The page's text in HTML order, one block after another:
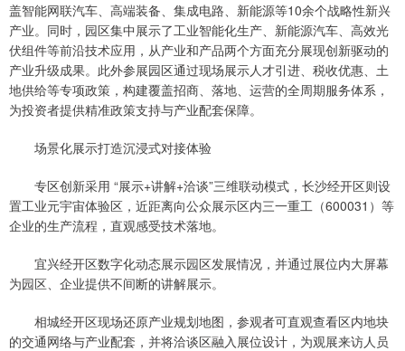
盖智能网联汽车、高端装备、集成电路、新能源等10余个战略性新兴
产业。同时，园区集中展示了工业智能化生产、新能源汽车、高效光
伏组件等前沿技术应用，从产业和产品两个方面充分展现创新驱动的
产业升级成果。此外参展园区通过现场展示人才引进、税收优惠、土
地供给等专项政策，构建覆盖招商、落地、运营的全周期服务体系，
为投资者提供精准政策支持与产业配套保障。
场景化展示打造沉浸式对接体验
专区创新采用 “展示+讲解+洽谈”三维联动模式，长沙经开区则设
置工业元宇宙体验区，近距离向公众展示区内三一重工（600031）等
企业的生产流程，直观感受技术落地。
宜兴经开区数字化动态展示园区发展情况，并通过展位内大屏幕
为园区、企业提供不间断的讲解展示。
相城经开区现场还原产业规划地图，参观者可直观查看区内地块
的交通网络与产业配套，并将洽谈区融入展位设计，为观展来访人员